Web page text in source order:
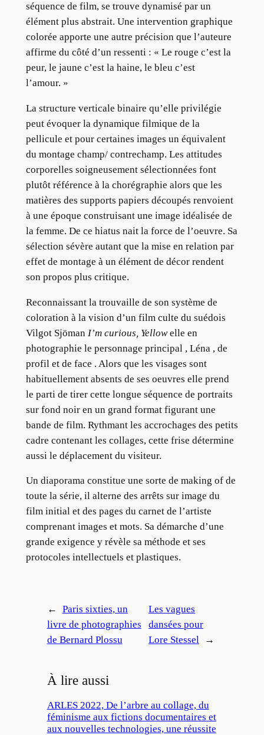
séquence de film, se trouve dynamisé par un
élément plus abstrait. Une intervention graphique
colorée apporte une autre précision que l’auteure
affirme du côté d’un ressenti : « Le rouge c’est la
peur, le jaune c’est la haine, le bleu c’est
l’amour. »
La structure verticale binaire qu’elle privilégie
peut évoquer la dynamique filmique de la
pellicule et pour certaines images un équivalent
du montage champ/ contrechamp. Les attitudes
corporelles soigneusement sélectionnées font
plutôt référence à la chorégraphie alors que les
matières des supports papiers découpés renvoient
à une époque construisant une image idéalisée de
la femme. De ce hiatus nait la force de l’oeuvre. Sa
sélection sévère autant que la mise en relation par
effet de montage à un élément de décor rendent
son propos plus critique.
Reconnaissant la trouvaille de son système de
coloration à la vision d’un film culte du suédois
Vilgot Sjöman I’m curious, Yellowelle en
photographie le personnage principal , Léna , de
profil et de face . Alors que les visages sont
habituellement absents de ses oeuvres elle prend
le parti de tirer cette longue séquence de portraits
sur fond noir en un grand format figurant une
bande de film. Rythmant les accrochages des petits
cadre contenant les collages, cette frise détermine
aussi le déplacement du visiteur.
Un diaporama constitue une sorte de making of de
toute la série, il alterne des arrêts sur image du
film initial et des pages du carnet de l’artiste
comprenant images et mots. Sa démarche d’une
grande exigence y révèle sa méthode et ses
protocoles intellectuels et plastiques.
←
Paris sixties, un
livre de photographies
de Bernard Plossu
Les vagues
dansées pour
Lore Stessel
→
À lire aussi
ARLES 2022, De l’arbre au collage, du
féminisme aux fictions documentaires et
aux nouvelles technologies, une réussite